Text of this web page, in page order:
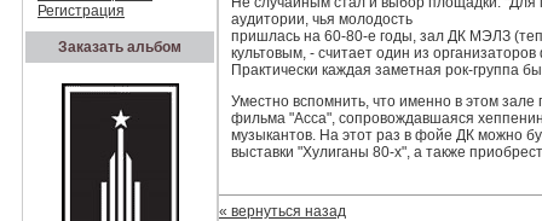
Регистрация
Заказать альбом
аудитории, чья молодость
пришлась на 60-80-е годы, зал ДК МЭЛЗ
культовым, - считает один из
Практически каждая заметная рок-группа
Уместно вспомнить, что именно в этом
фильма "Асса", сопровождавшаяся
музыкантов. На этот раз в фойе ДК можно
выставки "Хулиганы 80-х", а также
« вернуться назад